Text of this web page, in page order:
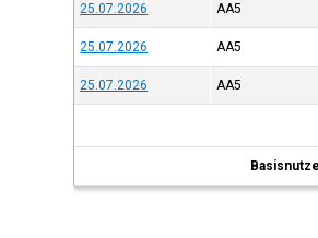
25.07.2026 AA5
25.07.2026 AA5
25.07.2026 AA5